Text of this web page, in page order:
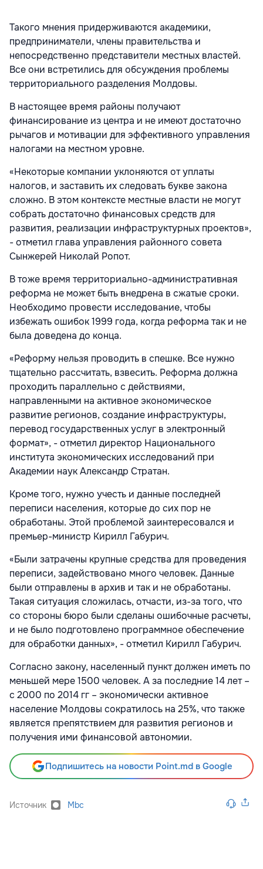
Такого мнения придерживаются академики,
предприниматели, члены правительства и
непосредственно представители местных властей.
Все они встретились для обсуждения проблемы
территориального разделения Молдовы.
В настоящее время районы получают
финансирование из центра и не имеют достаточно
рычагов и мотивации для эффективного управления
налогами на местном уровне.
«Некоторые компании уклоняются от уплаты
налогов, и заставить их следовать букве закона
сложно. В этом контексте местные власти не могут
собрать достаточно финансовых средств для
развития, реализации инфраструктурных проектов»,
- отметил глава управления районного совета
Сынжерей Николай Ропот.
В тоже время территориально-административная
реформа не может быть внедрена в сжатые сроки.
Необходимо провести исследование, чтобы
избежать ошибок 1999 года, когда реформа так и не
была доведена до конца.
«Реформу нельзя проводить в спешке. Все нужно
тщательно рассчитать, взвесить. Реформа должна
проходить параллельно с действиями,
направленными на активное экономическое
развитие регионов, создание инфраструктуры,
перевод государственных услуг в электронный
формат», - отметил директор Национального
института экономических исследований при
Академии наук Александр Стратан.
Кроме того, нужно учесть и данные последней
переписи населения, которые до сих пор не
обработаны. Этой проблемой заинтересовался и
премьер-министр Кирилл Габурич.
«Были затрачены крупные средства для проведения
переписи, задействовано много человек. Данные
были отправлены в архив и так и не обработаны.
Такая ситуация сложилась, отчасти, из-за того, что
со стороны бюро были сделаны ошибочные расчеты,
и не было подготовлено программное обеспечение
для обработки данных», - отметил Кирилл Габурич.
Согласно закону, населенный пункт должен иметь по
меньшей мере 1500 человек. А за последние 14 лет –
с 2000 по 2014 гг – экономически активное
население Молдовы сократилось на 25%, что также
является препятствием для развития регионов и
получения ими финансовой автономии.
Подпишитесь на новости Point.md в Google
Источник Mbc